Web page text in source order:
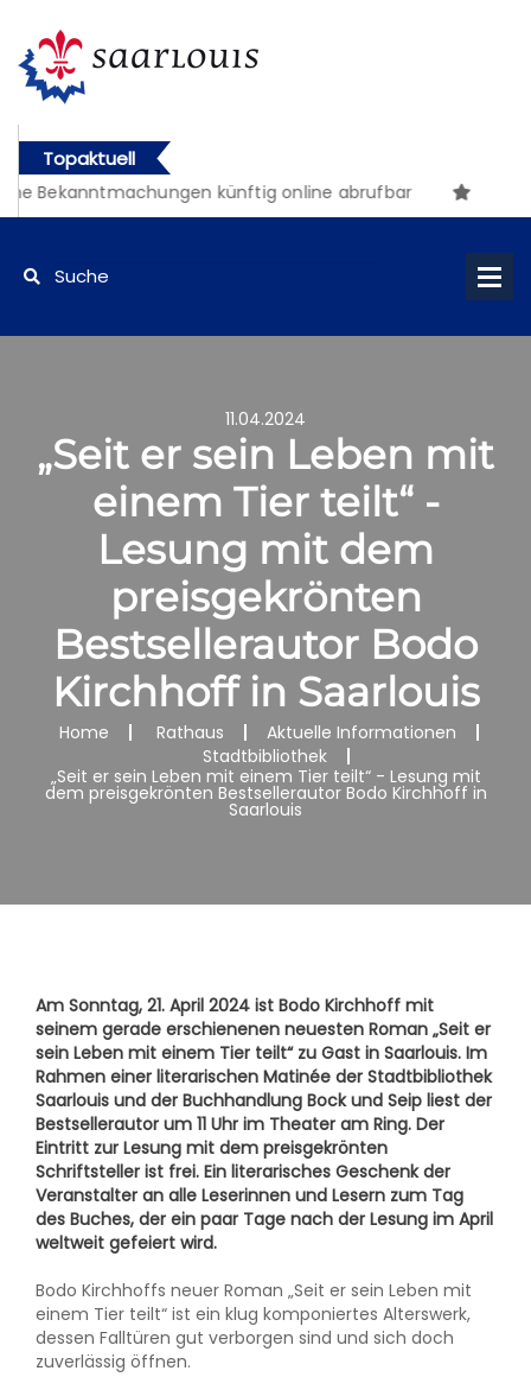
Topaktuell
Bekanntmachungen künftig online abrufbar
11.04.2024
„Seit er sein Leben mit
einem Tier teilt“ -
Lesung mit dem
preisgekrönten
Bestsellerautor Bodo
Kirchhoff in Saarlouis
Home Rathaus
Aktuelle Informationen
Stadtbibliothek
„Seit er sein Leben mit einem Tier teilt“ - Lesung mit
dem preisgekrönten Bestsellerautor Bodo Kirchhoff in
Saarlouis
Am Sonntag, 21. April 2024 ist Bodo Kirchhoff mit
seinem gerade erschienenen neuesten Roman „Seit er
sein Leben mit einem Tier teilt“ zu Gast in Saarlouis. Im
Rahmen einer literarischen Matinée der Stadtbibliothek
Saarlouis und der Buchhandlung Bock und Seip liest der
Bestsellerautor um 11 Uhr im Theater am Ring. Der
Eintritt zur Lesung mit dem preisgekrönten
Schriftsteller ist frei. Ein literarisches Geschenk der
Veranstalter an alle Leserinnen und Lesern zum Tag
des Buches, der ein paar Tage nach der Lesung im April
weltweit gefeiert wird.
Bodo Kirchhoffs neuer Roman „Seit er sein Leben mit
einem Tier teilt“ ist ein klug komponiertes Alterswerk,
dessen Falltüren gut verborgen sind und sich doch
zuverlässig öffnen.